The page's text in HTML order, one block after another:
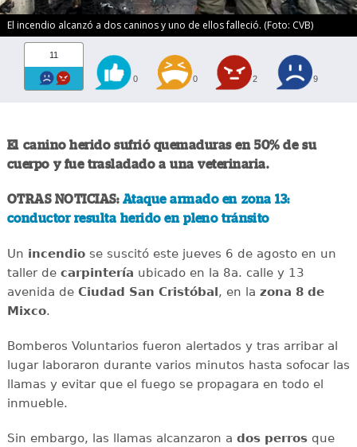
El incendio alcanzó a dos caninos y uno de ellos falleció. (Foto: CVB)
11
0 0 2 9
El canino herido sufrió quemaduras en 50% de su
cuerpo y fue trasladado a una veterinaria.
OTRAS NOTICIAS: Ataque armado en zona 13:
conductor resulta herido en pleno tránsito
Un incendiose suscitó este jueves 6 de agosto en un
taller de carpintería ubicado en la 8a. calle y 13
avenida de Ciudad San Cristóbal, en la zona 8 de
Mixco.
Bomberos Voluntarios fueron alertados y tras arribar al
lugar laboraron durante varios minutos hasta sofocar las
llamas y evitar que el fuego se propagara en todo el
inmueble.
Sin embargo, las llamas alcanzaron a dos perrosque